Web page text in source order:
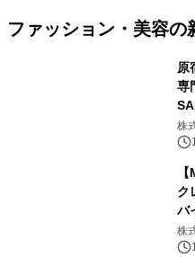
ファッション・美容の
原
専
株
ク
バ
ク
発
株